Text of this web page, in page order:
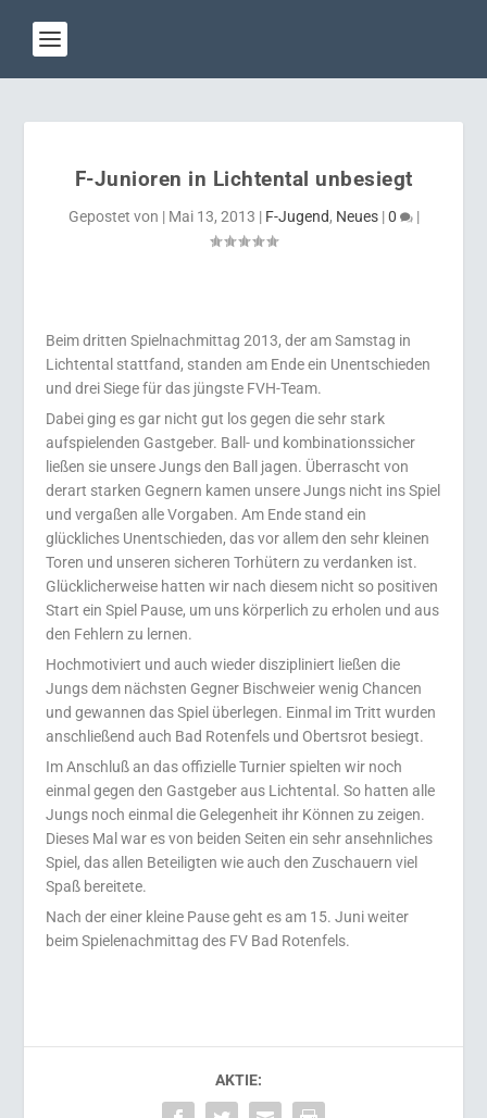
F-Junioren in Lichtental unbesiegt
Gepostet von | Mai 13, 2013 | F-Jugend, Neues|0 |
Beim dritten Spielnachmittag 2013, der am Samstag in
Lichtental stattfand, standen am Ende ein Unentschieden
und drei Siege für das jüngste FVH-Team.
Dabei ging es gar nicht gut los gegen die sehr stark
aufspielenden Gastgeber. Ball- und kombinationssicher
ließen sie unsere Jungs den Ball jagen. Überrascht von
derart starken Gegnern kamen unsere Jungs nicht ins Spiel
und vergaßen alle Vorgaben. Am Ende stand ein
glückliches Unentschieden, das vor allem den sehr kleinen
Toren und unseren sicheren Torhütern zu verdanken ist.
Glücklicherweise hatten wir nach diesem nicht so positiven
Start ein Spiel Pause, um uns körperlich zu erholen und aus
den Fehlern zu lernen.
Hochmotiviert und auch wieder diszipliniert ließen die
Jungs dem nächsten Gegner Bischweier wenig Chancen
und gewannen das Spiel überlegen. Einmal im Tritt wurden
anschließend auch Bad Rotenfels und Obertsrot besiegt.
Im Anschluß an das offizielle Turnier spielten wir noch
einmal gegen den Gastgeber aus Lichtental. So hatten alle
Jungs noch einmal die Gelegenheit ihr Können zu zeigen.
Dieses Mal war es von beiden Seiten ein sehr ansehnliches
Spiel, das allen Beteiligten wie auch den Zuschauern viel
Spaß bereitete.
Nach der einer kleine Pause geht es am 15. Juni weiter
beim Spielenachmittag des FV Bad Rotenfels.
AKTIE: